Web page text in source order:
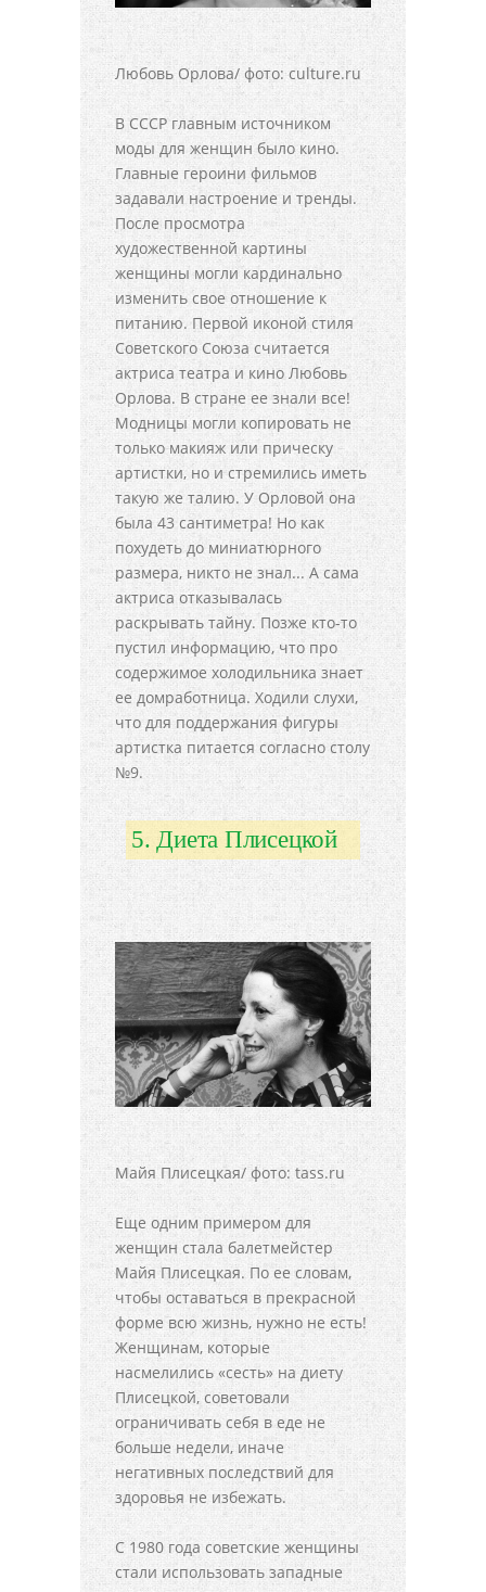
Любовь Орлова/ фото: culture.ru
В СССР главным источником
моды для женщин было кино.
Главные героини фильмов
задавали настроение и тренды.
После просмотра
художественной картины
женщины могли кардинально
изменить свое отношение к
питанию. Первой иконой стиля
Советского Союза считается
актриса театра и кино Любовь
Орлова. В стране ее знали все!
Модницы могли копировать не
только макияж или прическу
артистки, но и стремились иметь
такую же талию. У Орловой она
была 43 сантиметра! Но как
похудеть до миниатюрного
размера, никто не знал... А сама
актриса отказывалась
раскрывать тайну. Позже кто-то
пустил информацию, что про
содержимое холодильника знает
ее домработница. Ходили слухи,
что для поддержания фигуры
артистка питается согласно столу
№9.
5. Диета Плисецкой
Майя Плисецкая/ фото: tass.ru
Еще одним примером для
женщин стала балетмейстер
Майя Плисецкая. По ее словам,
чтобы оставаться в прекрасной
форме всю жизнь, нужно не есть!
Женщинам, которые
насмелились «сесть» на диету
Плисецкой, советовали
ограничивать себя в еде не
больше недели, иначе
негативных последствий для
здоровья не избежать.
С 1980 года советские женщины
стали использовать западные